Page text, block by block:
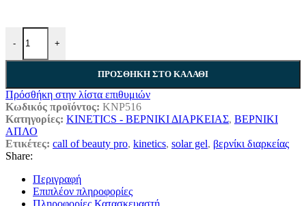
- +
ΠΡΟΣΘΉΚΗ ΣΤΟ ΚΑΛΆΘΙ
Πρόσθήκη στην λίστα επιθυμιών
Κωδικός προϊόντος: KNP516
Κατηγορίες: KINETICS - ΒΕΡΝΙΚΙ ΔΙΑΡΚΕΙΑΣ, ΒΕΡΝΙΚΙ
ΑΠΛΟ
Ετικέτες: call of beauty pro, kinetics, solar gel, βερνίκι διαρκείας
Share:
Περιγραφή
Επιπλέον πληροφορίες
Πληροφορίες Κατασκευαστή